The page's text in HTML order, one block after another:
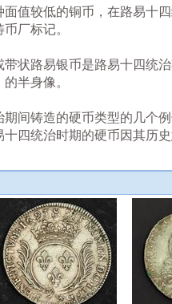
面值较低的铜币，在路易十
厂标记。
带状路易银币是路易十四统
半身像。
间铸造的硬币类型的几个
四统治时期的硬币因其历